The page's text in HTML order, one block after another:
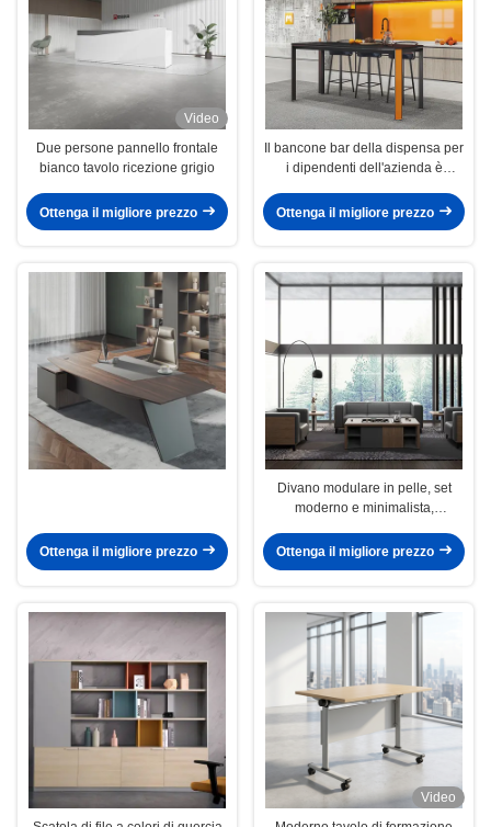
Video
Due persone pannello frontale
bianco tavolo ricezione grigio
Ottenga il migliore prezzo
Il bancone bar della dispensa per
i dipendenti dell'azienda è
impermeabile e il semplice
tavolino da tè può essere
Ottenga il migliore prezzo
Ottenga il migliore prezzo
Divano modulare in pelle, set
moderno e minimalista,
reception aziendale e trattative
Ottenga il migliore prezzo
Video